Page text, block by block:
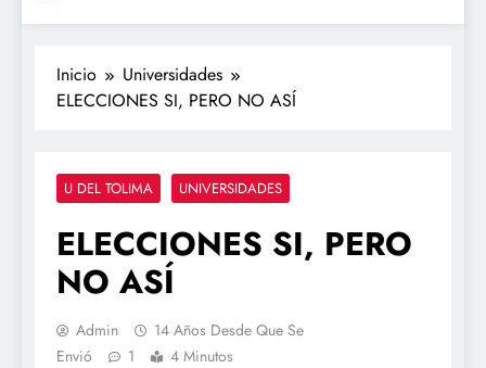
Inicio
Universidades
ELECCIONES SI, PERO NO ASÍ
U DEL TOLIMA UNIVERSIDADES
ELECCIONES SI, PERO
NO ASÍ
Admin
14 Años Desde Que Se
Envió
1 4 Minutos